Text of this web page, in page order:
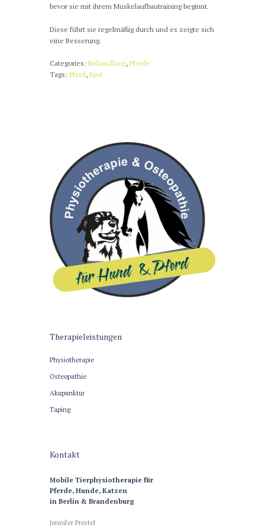
bevor sie mit ihrem Muskelaufbautraining beginnt.
Diese führt sie regelmäßig durch und es zeigte sich
eine Besserung.
Categories: Behandlung, Pferde
Tags: Pferd, Spat
Therapieleistungen
Physiotherapie
Osteopathie
Akupunktur
Taping
Kontakt
Mobile Tierphysiotherapie für
Pferde, Hunde, Katzen
in Berlin & Brandenburg
Jennifer Prestel